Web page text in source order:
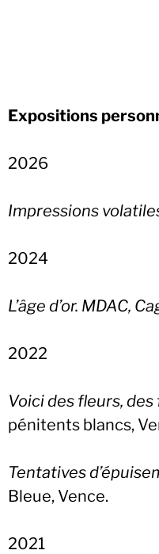
Expositions
2026
Impressions
2024
L’âge d’or. MDAC,
2022
Voici des fleurs,
pénitents blancs,
Tentatives
Bleue, Vence.
2021